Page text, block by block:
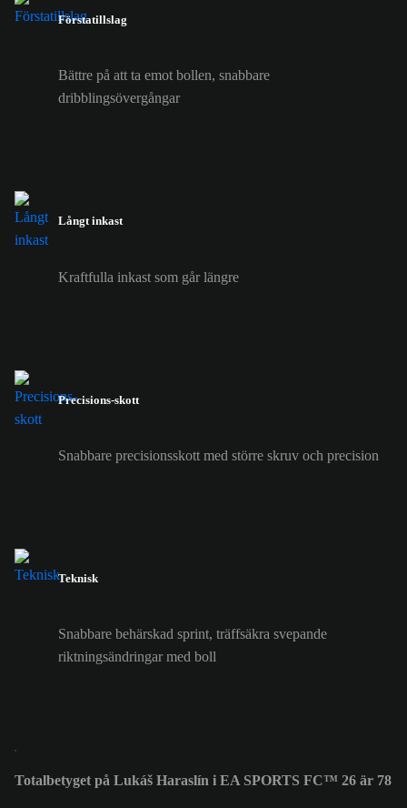
Förstatillslag
Bättre på att ta emot bollen, snabbare
dribblingsövergångar
Långt inkast
Kraftfulla inkast som går längre
Precisions-skott
Snabbare precisionsskott med större skruv och precision
Teknisk
Snabbare behärskad sprint, träffsäkra svepande
riktningsändringar med boll
Totalbetyget på Lukáš Haraslín i EA SPORTS FC™ 26 är 78